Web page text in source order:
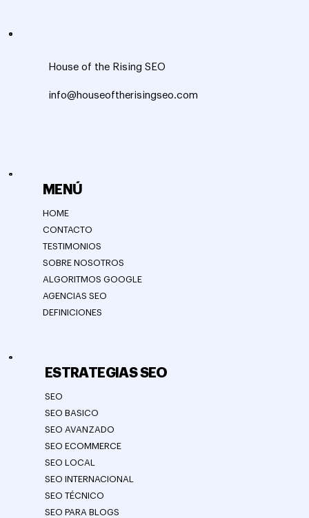
MENÚ
HOME
CONTACTO
TESTIMONIOS
SOBRE NOSOTROS
ALGORITMOS GOOGLE
AGENCIAS SEO
DEFINICIONES
ESTRATEGIAS SEO
SEO
SEO BASICO
SEO AVANZADO
SEO ECOMMERCE
SEO LOCAL
SEO INTERNACIONAL
SEO TÉCNICO
SEO PARA BLOGS
House of the Rising SEO
info@houseoftherisingseo.com